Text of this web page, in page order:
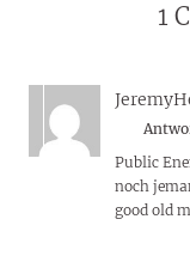
1
Public
noch
good old